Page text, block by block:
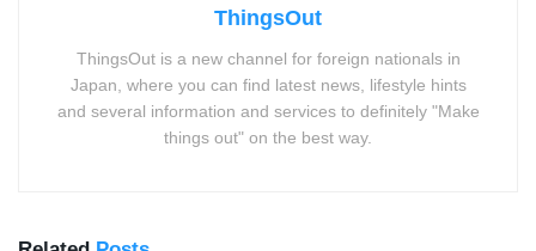
ThingsOut
ThingsOut is a new channel for foreign nationals in
Japan, where you can find latest news, lifestyle hints
and several information and services to definitely "Make
things out" on the best way.